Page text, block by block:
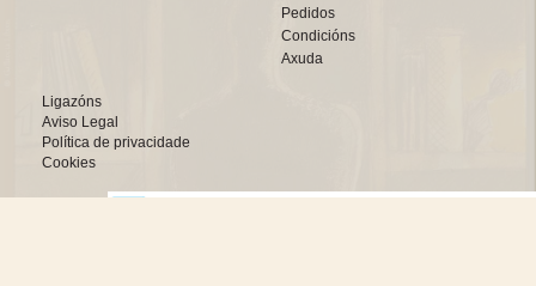
Pedidos
Condicións
Axuda
Ligazóns
Aviso Legal
Política de privacidade
Cookies